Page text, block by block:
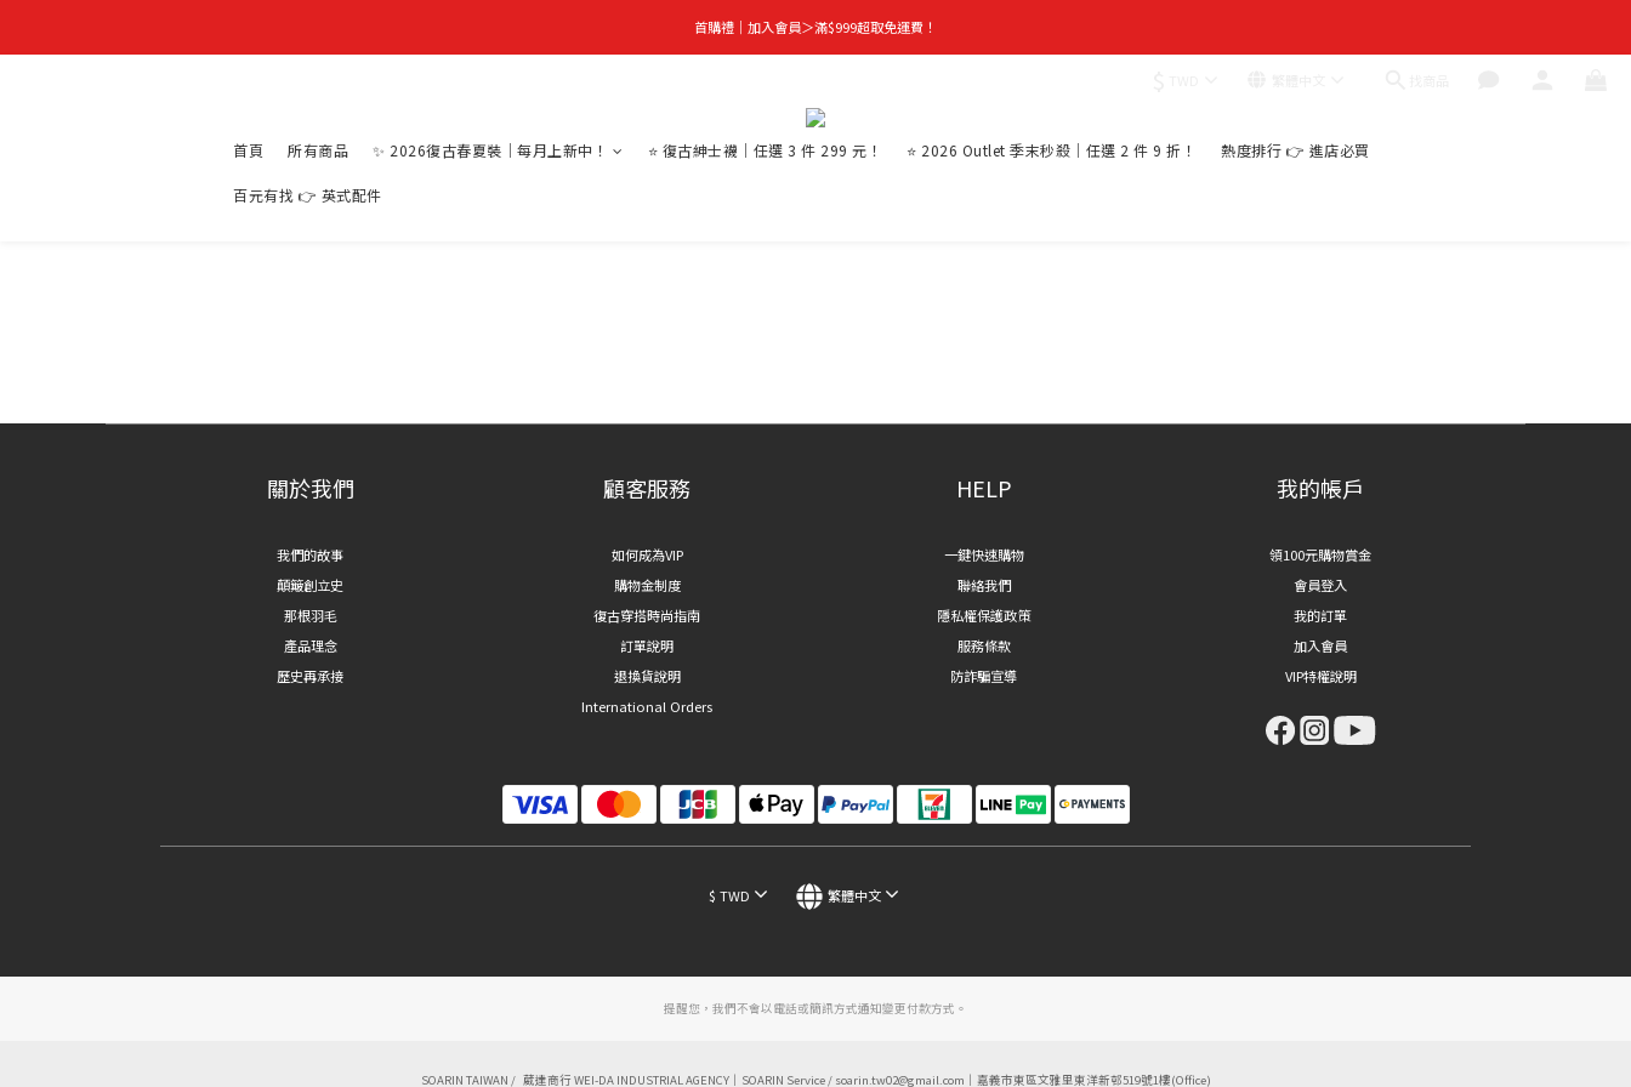
首購禮｜加入會員＞滿$999超取免運費！
首購禮｜加入會員＞滿$999超取免運費！
首頁 所有商品 ✨ 2026復古春夏裝｜每月上新中！ ⭐ 復古紳士襪｜任選 3 件 299 元！ ⭐ 2026 Outlet 季末秒殺｜任選 2 件 9 折！ 熱度排行 👉 進店必買
百元有找 👉 英式配件
關於我們
我們的故事
顛簸創立史
那根羽毛
產品理念
歷史再承接
顧客服務
如何成為VIP
購物金制度
復古穿搭時尚指南
訂單說明
退換貨說明
International Orders
HELP
一鍵快速購物
聯絡我們
隱私權保護政策
服務條款
防詐騙宣導
我的帳戶
領100元購物賞金
會員登入
我的訂單
加入會員
VIP特權說明
$ TWD 繁體中文
提醒您，我們不會以電話或簡訊方式通知變更付款方式。
SOARIN TAIWAN / 葳達商行 WEI-DA INDUSTRIAL AGENCY｜SOARIN Service / soarin.tw02@gmail.com｜嘉義市東區文雅里東洋新邨519號1樓(Office)